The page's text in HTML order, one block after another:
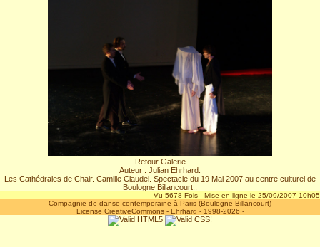
- Retour Galerie -
Auteur : Julian Ehrhard.
Les Cathédrales de Chair. Camille Claudel. Spectacle du 19 Mai 2007 au centre culturel de
Boulogne Billancourt..
Vu 5678 Fois - Mise en ligne le 25/09/2007 10h05
Compagnie de danse contemporaine à Paris (Boulogne Billancourt)
License CreativeCommons - Ehrhard - 1998-2026 -